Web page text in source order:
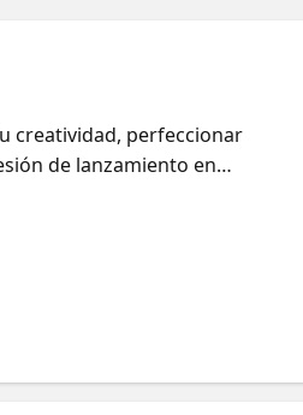
creatividad, perfeccionar
de lanzamiento en
en la competencia.